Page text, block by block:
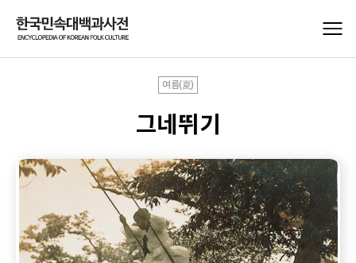
여름(夏)
그네뛰기